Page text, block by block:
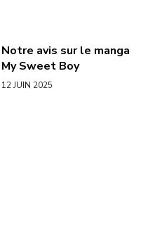
Notre avis sur le manga
My Sweet Boy
12 JUIN 2025